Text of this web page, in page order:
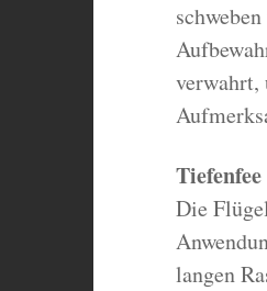
verwahrt,
Tiefenfee
Die
langen